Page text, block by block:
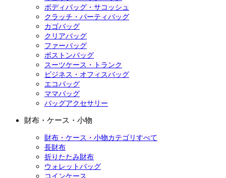
ボディバッグ・サコッシュ
クラッチ・パーティバッグ
カゴバッグ
クリアバッグ
ファーバッグ
ボストンバッグ
スーツケース・トランク
ビジネス・オフィスバッグ
エコバッグ
ママバッグ
バッグアクセサリー
財布・ケース・小物
財布・ケース・小物カテゴリすべて
長財布
折りたたみ財布
ウォレットバッグ
コインケース